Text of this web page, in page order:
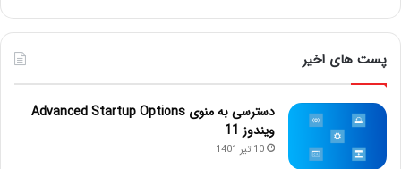
پست های اخیر
دسترسی به منوی Advanced Startup Options
ویندوز 11
10 تیر 1401